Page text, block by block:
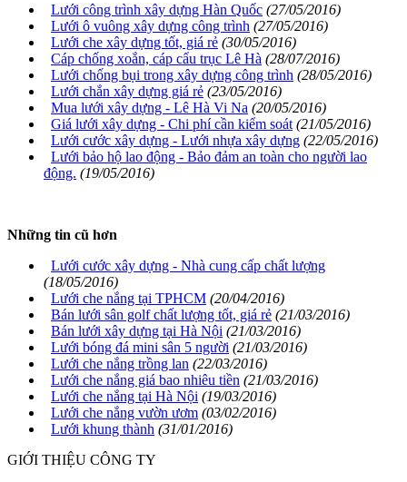
Lưới công trình xây dựng Hàn Quốc (27/05/2016)
Lưới ô vuông xây dựng công trình (27/05/2016)
Lưới che xây dựng tốt, giá rẻ (30/05/2016)
Cáp chống xoắn, cáp cẩu trục Lê Hà (28/07/2016)
Lưới chống bụi trong xây dựng công trình (28/05/2016)
Lưới chắn xây dựng giá rẻ (23/05/2016)
Mua lưới xây dựng - Lê Hà Vi Na (20/05/2016)
Giá lưới xây dựng - Chi phí cần kiểm soát (21/05/2016)
Lưới cước xây dựng - Lưới nhựa xây dựng (22/05/2016)
Lưới bảo hộ lao động - Bảo đảm an toàn cho người lao
động. (19/05/2016)
Những tin cũ hơn
Lưới cước xây dựng - Nhà cung cấp chất lượng
(18/05/2016)
Lưới che nắng tại TPHCM (20/04/2016)
Bán lưới sân golf chất lượng tốt, giá rẻ (21/03/2016)
Bán lưới xây dựng tại Hà Nội (21/03/2016)
Lưới bóng đá mini sân 5 người (21/03/2016)
Lưới che nắng trồng lan (22/03/2016)
Lưới che nắng giá bao nhiêu tiền (21/03/2016)
Lưới che nắng tại Hà Nội (19/03/2016)
Lưới che nắng vườn ươm (03/02/2016)
Lưới khung thành (31/01/2016)
GIỚI THIỆU CÔNG TY